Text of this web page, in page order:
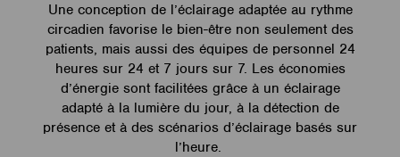
Une conception de l’éclairage adaptée au rythme
circadien favorise le bien-être non seulement des
patients, mais aussi des équipes de personnel 24
heures sur 24 et 7 jours sur 7. Les économies
d’énergie sont facilitées grâce à un éclairage
adapté à la lumière du jour, à la détection de
présence et à des scénarios d’éclairage basés sur
l’heure.